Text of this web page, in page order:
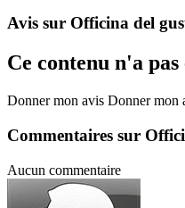
Avis sur Officina del
Ce contenu n'a
Donner mon avis Donner mon
Commentaires sur
Aucun commentaire